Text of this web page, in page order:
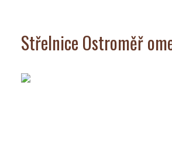
Střelnice Ostroměř